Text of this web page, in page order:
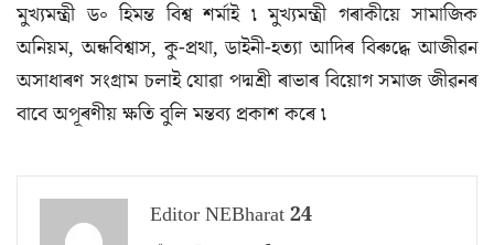
মুখ্যমন্ত্ৰী ড৹ হিমন্ত বিশ্ব শৰ্মাই ৷ মুখ্যমন্ত্ৰী গৰাকীয়ে সামাজিক
অনিয়ম, অন্ধবিশ্বাস, কু-প্ৰথা, ডাইনী-হত্যা আদিৰ বিৰুদ্ধে আজীৱন
অসাধাৰণ সংগ্ৰাম চলাই যোৱা পদ্মশ্ৰী ৰাভাৰ বিয়োগ সমাজ জীৱনৰ
বাবে অপূৰণীয় ক্ষতি বুলি মন্তব্য প্ৰকাশ কৰে ৷
Editor NEBharat 24